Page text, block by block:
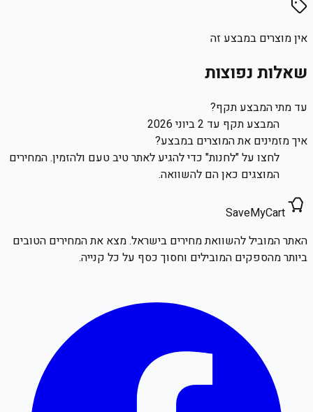
אין מוצרים במבצע זה
שאלות נפוצות
עד מתי המבצע תקף?
המבצע תקף עד 2 ביוני 2026
איך מזמינים את המוצרים במבצע?
לחצו על "לחנות" כדי להגיע לאתר טיב טעם ולהזמין. המחירים
המוצגים כאן הם להשוואה.
SaveMyCart
האתר המוביל להשוואת מחירים בישראל. מצא את המחירים הטובים
ביותר מהספקים המובילים וחסוך כסף על כל קנייה.